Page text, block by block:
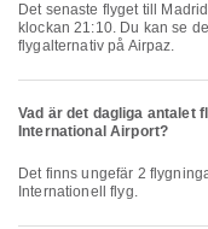
Det senaste flyget till Madrid med Lufthansa med flygkod LH1120 avgår
klockan 21:10. Du kan se
flygalternativ på Airpaz.
Vad är det dagliga antalet
International Airport?
Det finns ungefär 2 flygningar per dag. Denna flygplats betjänar Inrikes &
Internationell flyg.